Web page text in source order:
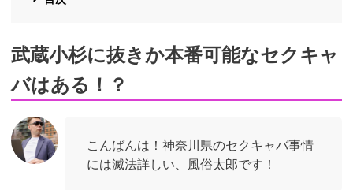
武蔵小杉に抜きか本番可能なセクキャ
バはある！？
こんばんは！神奈川県のセクキャバ事情
には滅法詳しい、風俗太郎です！